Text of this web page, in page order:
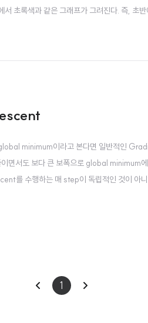
초록색과 같은 그래프가 그려진다. 즉, 초
minimum이라고 본다면 일반적인
면서도 보다 큰 보폭으로 global minimum
를 수행하는 매 step이 독립적인 것이 아
1